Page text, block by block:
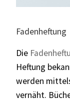
Fadenheftung
Die
Heftung
werden
vernäht.